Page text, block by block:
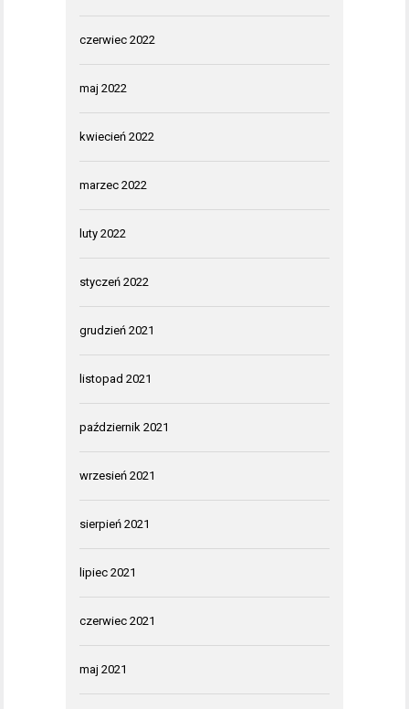
czerwiec 2022
maj 2022
kwiecień 2022
marzec 2022
luty 2022
styczeń 2022
grudzień 2021
listopad 2021
październik 2021
wrzesień 2021
sierpień 2021
lipiec 2021
czerwiec 2021
maj 2021